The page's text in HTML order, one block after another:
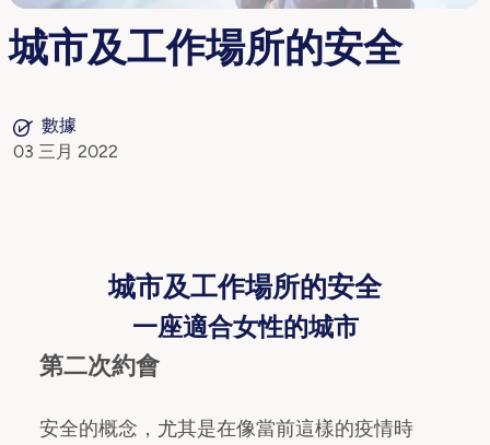
城市及工作場所的安全
數據
03 三月 2022
城市及工作場所的安全
一座適合女性的城市
第二次約會
安全的概念，尤其是在像當前這樣的疫情時